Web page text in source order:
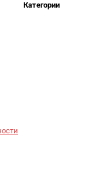
Категории